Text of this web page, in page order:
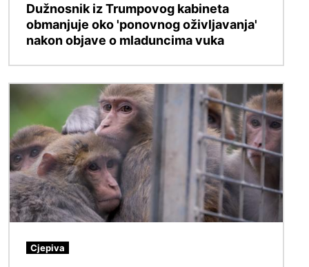
Dužnosnik iz Trumpovog kabineta
obmanjuje oko 'ponovnog oživljavanja'
nakon objave o mladuncima vuka
Slika
Cjepiva